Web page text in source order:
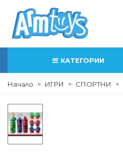
КАТЕГОРИИ
Начало > ИГРИ > СПОРТНИ >